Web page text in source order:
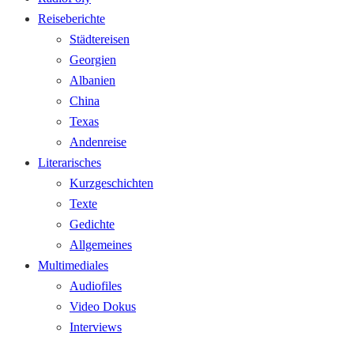
Reiseberichte
Städtereisen
Georgien
Albanien
China
Texas
Andenreise
Literarisches
Kurzgeschichten
Texte
Gedichte
Allgemeines
Multimediales
Audiofiles
Video Dokus
Interviews